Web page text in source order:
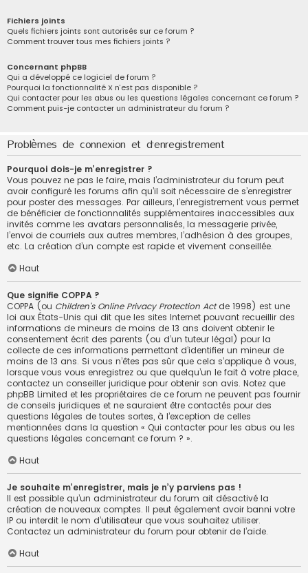
Fichiers joints
Quels fichiers joints sont autorisés sur ce forum ?
Comment trouver tous mes fichiers joints ?
Concernant phpBB
Qui a développé ce logiciel de forum ?
Pourquoi la fonctionnalité X n’est pas disponible ?
Qui contacter pour les abus ou les questions légales concernant ce forum ?
Comment puis-je contacter un administrateur du forum ?
Problèmes de connexion et d’enregistrement
Pourquoi dois-je m’enregistrer ?
Vous pouvez ne pas le faire, mais l’administrateur du forum peut
avoir configuré les forums afin qu’il soit nécessaire de s’enregistrer
pour poster des messages. Par ailleurs, l’enregistrement vous permet
de bénéficier de fonctionnalités supplémentaires inaccessibles aux
invités comme les avatars personnalisés, la messagerie privée,
l’envoi de courriels aux autres membres, l’adhésion à des groupes,
etc. La création d’un compte est rapide et vivement conseillée.
Haut
Que signifie COPPA ?
COPPA (ou Children’s Online Privacy Protection Actde 1998) est une
loi aux États-Unis qui dit que les sites Internet pouvant recueillir des
informations de mineurs de moins de 13 ans doivent obtenir le
consentement écrit des parents (ou d’un tuteur légal) pour la
collecte de ces informations permettant d’identifier un mineur de
moins de 13 ans. Si vous n’êtes pas sûr que cela s’applique à vous,
lorsque vous vous enregistrez ou que quelqu’un le fait à votre place,
contactez un conseiller juridique pour obtenir son avis. Notez que
phpBB Limited et les propriétaires de ce forum ne peuvent pas fournir
de conseils juridiques et ne sauraient être contactés pour des
questions légales de toutes sortes, à l’exception de celles
mentionnées dans la question « Qui contacter pour les abus ou les
questions légales concernant ce forum ? ».
Haut
Je souhaite m’enregistrer, mais je n’y parviens pas !
Il est possible qu’un administrateur du forum ait désactivé la
création de nouveaux comptes. Il peut également avoir banni votre
IP ou interdit le nom d’utilisateur que vous souhaitez utiliser.
Contactez un administrateur du forum pour obtenir de l’aide.
Haut